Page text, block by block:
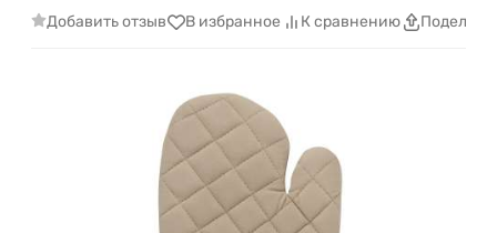
Добавить отзыв В избранное К сравнению